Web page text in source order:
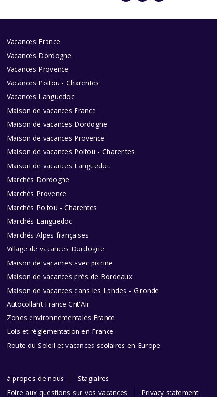
Vacances France
Vacances Dordogne
Vacances Provence
Vacances Poitou - Charentes
Vacances Languedoc
Maison de vacances France
Maison de vacances Dordogne
Maison de vacances Provence
Maison de vacances Poitou - Charentes
Maison de vacances Languedoc
Marchés Dordogne
Marchés Provence
Marchés Poitou - Charentes
Marchés Languedoc
Marchés Alpes françaises
Village de vacances Dordogne
Maison de vacances avec piscine
Maison de vacances près de Bordeaux
Maison de vacances dans les Landes - Gironde
Autocollant France Crit'Air
Zones environnementales France
Lois et réglementation en France
Route du Soleil et vacances scolaires en Europe
à propos de nous
Stagiaires
Foire aux questions sur vos vacances
Privacy statement